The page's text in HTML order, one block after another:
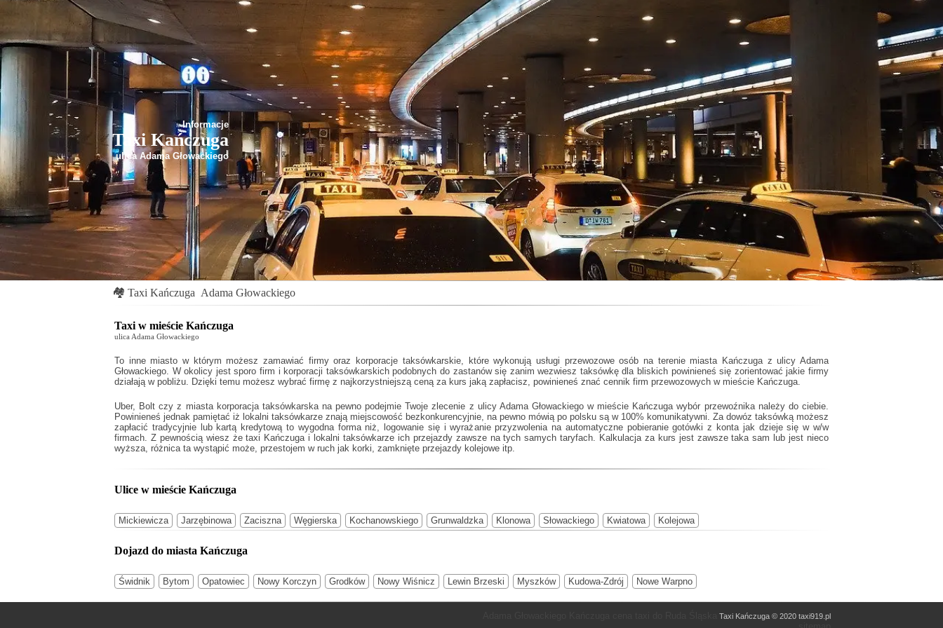
Informacje
Taxi Kańczuga
ulica Adama Głowackiego
🏘 Taxi Kańczuga Adama Głowackiego
Taxi w mieście Kańczuga
ulica Adama Głowackiego
To inne miasto w którym możesz zamawiać firmy oraz korporacje taksówkarskie, które wykonują usługi przewozowe osób na terenie miasta Kańczuga z ulicy Adama
Głowackiego. W okolicy jest sporo firm i korporacji taksówkarskich podobnych do zastanów się zanim wezwiesz taksówkę dla bliskich powinieneś się zorientować jakie firmy
działają w pobliżu. Dzięki temu możesz wybrać firmę z najkorzystniejszą ceną za kurs jaką zapłacisz, powinieneś znać cennik firm przewozowych w mieście Kańczuga.
Uber, Bolt czy z miasta korporacja taksówkarska na pewno podejmie Twoje zlecenie z ulicy Adama Głowackiego w mieście Kańczuga wybór przewoźnika należy do ciebie.
Powinieneś jednak pamiętać iż lokalni taksówkarze znają miejscowość bezkonkurencyjnie, na pewno mówią po polsku są w 100% komunikatywni. Za dowóz taksówką możesz
zapłacić tradycyjnie lub kartą kredytową to wygodna forma niż, logowanie się i wyrażanie przyzwolenia na automatyczne pobieranie gotówki z konta jak dzieje się w w/w
firmach. Z pewnością wiesz żetaxi Kańczugai lokalni taksówkarze ich przejazdy zawsze na tych samych taryfach. Kalkulacja za kurs jest zawsze taka sam lub jest nieco
wyższa, różnica ta wystąpić może, przestojem w ruch jak korki, zamknięte przejazdy kolejowe itp.
Ulice w mieście Kańczuga
Mickiewicza Jarzębinowa Zaciszna Węgierska Kochanowskiego Grunwaldzka Klonowa Słowackiego Kwiatowa Kolejowa
Dojazd do miasta Kańczuga
Świdnik Bytom Opatowiec Nowy Korczyn Grodków Nowy Wiśnicz Lewin Brzeski Myszków Kudowa-Zdrój Nowe Warpno
Taxi Kańczuga © 2020 taxi919.pl